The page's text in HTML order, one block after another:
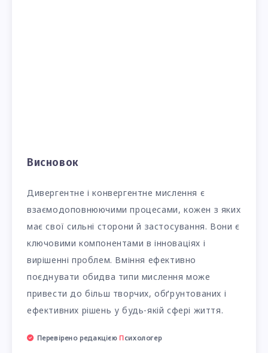
Висновок
Дивергентне і конвергентне мислення є
взаємодоповнюючими процесами, кожен з яких
має свої сильні сторони й застосування. Вони є
ключовими компонентами в інноваціях і
вирішенні проблем. Вміння ефективно
поєднувати обидва типи мислення може
привести до більш творчих, обґрунтованих і
ефективних рішень у будь-якій сфері життя.
Перевірено редакцією Психологер